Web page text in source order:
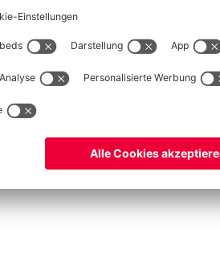
Kinder- und Jugendschutz